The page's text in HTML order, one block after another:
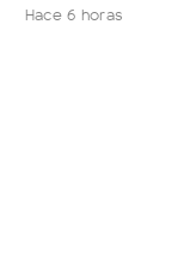
Hace 6 horas